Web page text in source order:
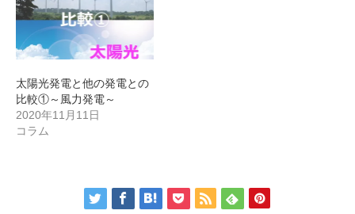
太陽光発電と他の発電との
比較①～風力発電～
2020年11月11日
コラム